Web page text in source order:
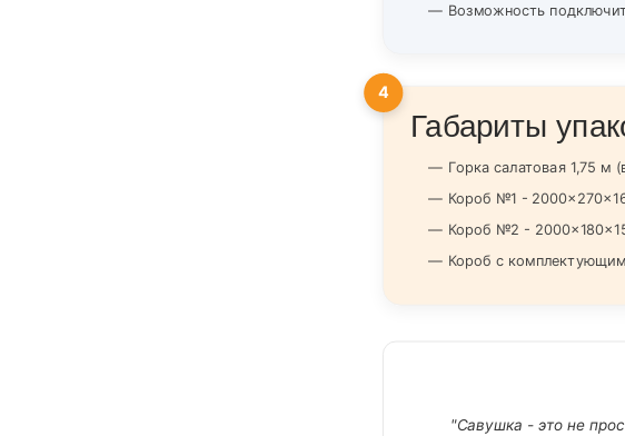
Возможность
4
Габариты
Горка салатовая 1,75 м
Короб №1 -
Короб №2 -
Короб с
"Савушка - это не